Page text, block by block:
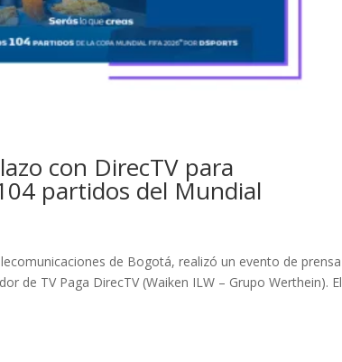
con DirecTV para
partidos del Mundial
de Bogotá, realizó un evento de prensa
de TV Paga DirecTV (Waiken ILW – Grupo Werthein). El